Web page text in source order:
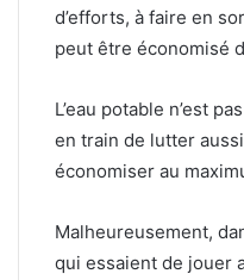
d’efforts, à faire en
peut être économisé
L’eau potable n’est
en train de lutter
économiser au
Malheureusement,
qui essaient de jouer